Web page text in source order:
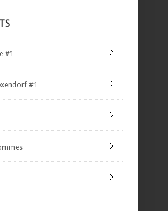
#1
#1